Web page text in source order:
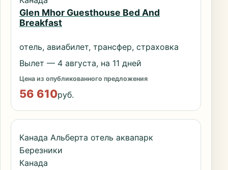
Glen Mhor Guesthouse Bed And
Breakfast
отель, авиабилет, трансфер, страховка
Вылет — 4 августа, на 11 дней
Цена из опубликованного предложения
56 610руб.
Канада Альберта отель аквапарк
Березники
Канада